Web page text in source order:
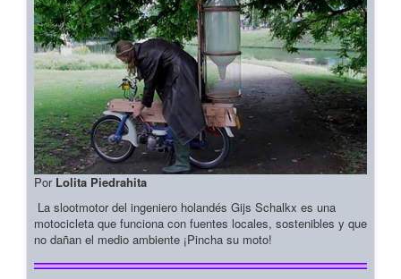
Por Lolita Piedrahita
La slootmotor del ingeniero holandés Gijs Schalkx es una
motocicleta que funciona con fuentes locales, sostenibles y que
no dañan el medio ambiente ¡Pincha su moto!